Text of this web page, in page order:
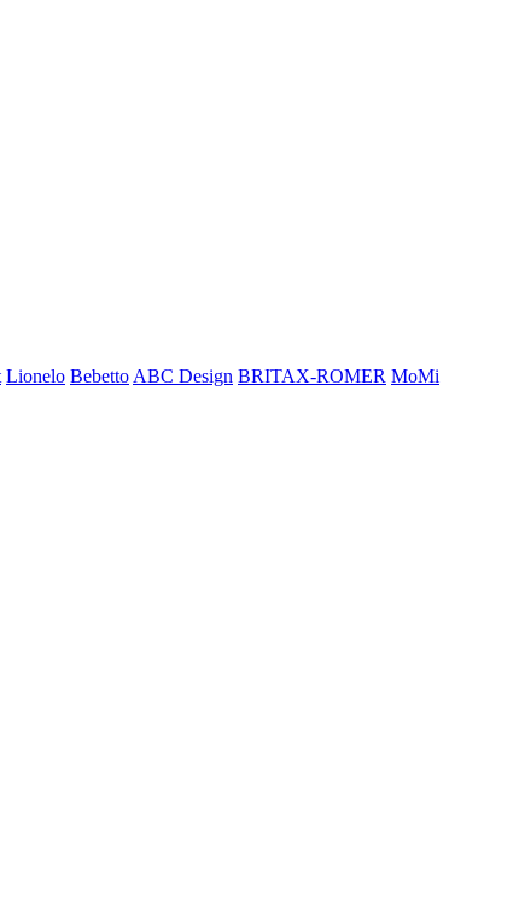
Lionelo Bebetto ABC Design BRITAX-ROMER MoMi